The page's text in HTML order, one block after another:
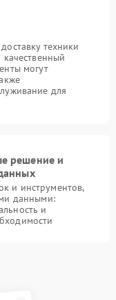
техники
могут
для
решение и
и инструментов,
данными:
и